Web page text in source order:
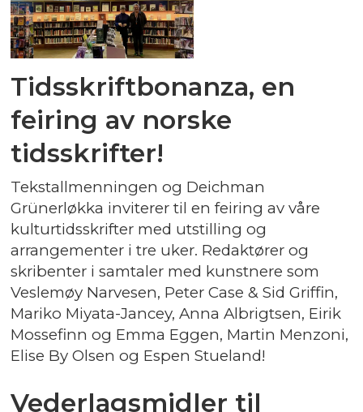
Tidsskriftbonanza, en
feiring av norske
tidsskrifter!
Tekstallmenningen og Deichman
Grünerløkka inviterer til en feiring av våre
kulturtidsskrifter med utstilling og
arrangementer i tre uker. Redaktører og
skribenter i samtaler med kunstnere som
Veslemøy Narvesen, Peter Case & Sid Griffin,
Mariko Miyata-Jancey, Anna Albrigtsen, Eirik
Mossefinn og Emma Eggen, Martin Menzoni,
Elise By Olsen og Espen Stueland!
Vederlagsmidler til